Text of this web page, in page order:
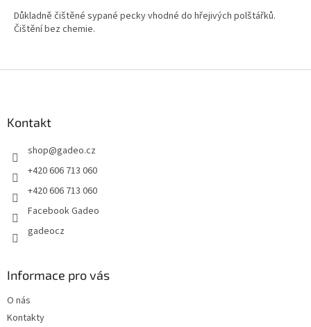
z
5
Důkladně čištěné sypané pecky vhodné do hřejivých polštářků.
Čištění bez chemie.
Kontakt
shop@gadeo.cz
+420 606 713 060
+420 606 713 060
Facebook Gadeo
gadeocz
Informace pro vás
O nás
Kontakty